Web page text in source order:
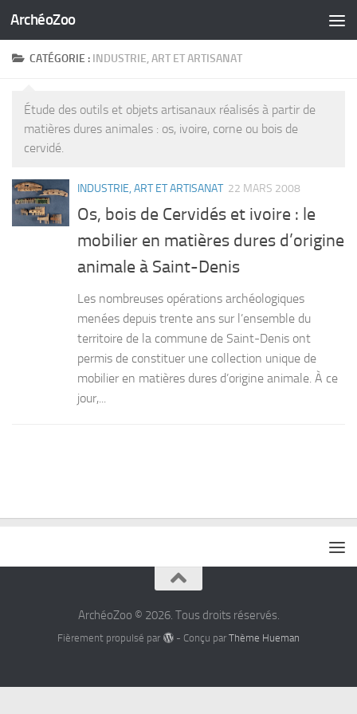
Skip to content
ArchéoZoo
CATÉGORIE : INDUSTRIE, ART ET ARTISANAT
Étude des outils et objets artisanaux réalisés à partir de
matières dures animales : os, ivoire, corne ou bois de
cervidé.
INDUSTRIE, ART ET ARTISANAT 22 MARS 2008
Os, bois de Cervidés et ivoire : le
mobilier en matières dures d’origine
animale à Saint-Denis
Les nombreuses opérations archéologiques
menées depuis trente ans sur l’ensemble du
territoire de la commune de Saint-Denis ont
permis de constituer une collection unique de
mobilier en matières dures d’origine animale. À ce
jour,...
ArchéoZoo © 2026. Tous droits réservés.
Fièrement propulsé par - Conçu par Thème Hueman